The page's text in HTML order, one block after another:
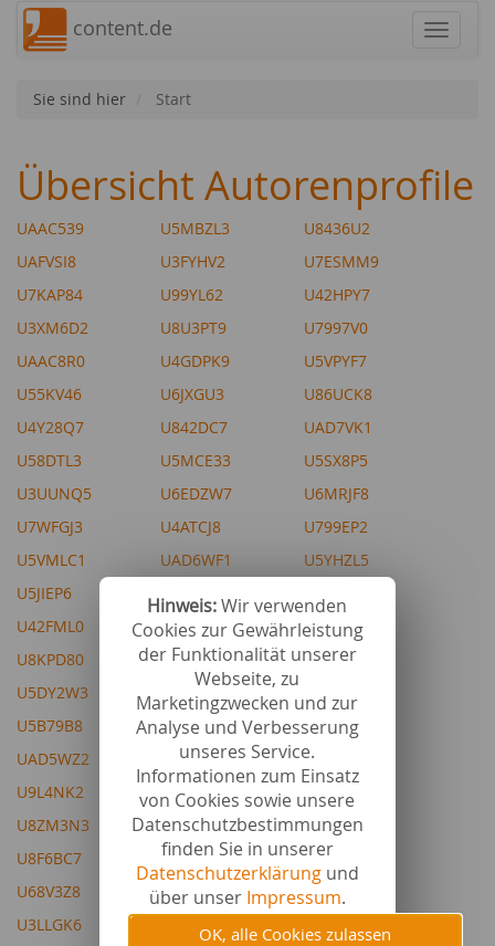
Hinweis:Wir verwenden
Cookies zur Gewährleistung
der Funktionalität unserer
Webseite, zu
Marketingzwecken und zur
Analyse und Verbesserung
unseres Service.
Informationen zum Einsatz
von Cookies sowie unsere
Datenschutzbestimmungen
finden Sie in unserer
Datenschutzerklärungund
über unser Impressum.
OK, alle Cookies zulassen
content.de
Sie sind hier Start
Übersicht Autorenprofile
UAAC539
UAFVSI8
U7KAP84
U3XM6D2
UAAC8R0
U55KV46
U4Y28Q7
U58DTL3
U3UUNQ5
U7WFGJ3
U5VMLC1
U5JIEP6
U42FML0
U8KPD80
U5DY2W3
U5B79B8
UAD5WZ2
U9L4NK2
U8ZM3N3
U8F6BC7
U5MBZL3
U3FYHV2
U99YL62
U8U3PT9
U4GDPK9
U6JXGU3
U842DC7
U5MCE33
U6EDZW7
U4ATCJ8
UAD6WF1
U5MCKK3
U842KL6
U3S5H35
U6EE6U4
U3XP8A0
U86TRT0
U9UHFX3
U4LY8P7
U52VD96
U8436U2
U7ESMM9
U42HPY7
U7997V0
U5VPYF7
U86UCK8
UAD7VK1
U5SX8P5
U6MRJF8
U799EP2
U5YHZL5
U8RCCE4
U6TCBW2
UA7MH44
U7TQES3
U7KE2T2
U5B9QA3
U3PE3U9
U9A2SN7
U68V3Z8
U3LLGK6
U6K2C79
U4SL346